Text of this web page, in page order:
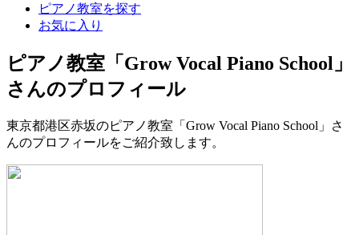
ピアノ教室を探す
お気に入り
ピアノ教室「Grow Vocal Piano School」
さんのプロフィール
東京都港区赤坂のピアノ教室「Grow Vocal Piano School」さ
んのプロフィールをご紹介致します。